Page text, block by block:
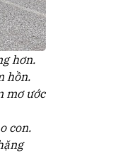
hơn.
hồn.
mơ ước
con.